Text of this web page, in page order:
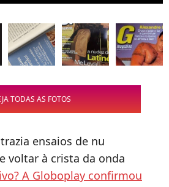
TODAS AS FOTOS
ensaios de nu
voltar à crista da onda
A Globoplay confirmou